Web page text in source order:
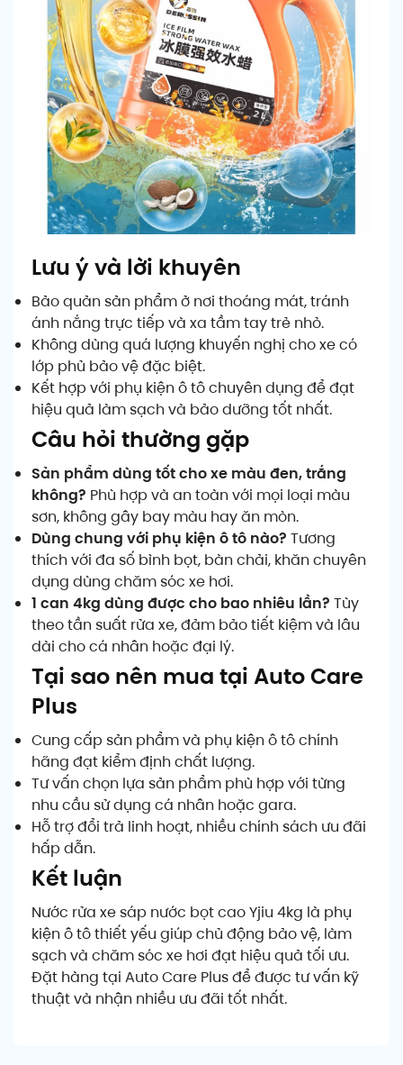
Lưu ý và lời khuyên
Bảo quản sản phẩm ở nơi thoáng mát, tránh
ánh nắng trực tiếp và xa tầm tay trẻ nhỏ.
Không dùng quá lượng khuyến nghị cho xe có
lớp phủ bảo vệ đặc biệt.
Kết hợp với phụ kiện ô tô chuyên dụng để đạt
hiệu quả làm sạch và bảo dưỡng tốt nhất.
Câu hỏi thường gặp
Sản phẩm dùng tốt cho xe màu đen, trắng
không? Phù hợp và an toàn với mọi loại màu
sơn, không gây bay màu hay ăn mòn.
Dùng chung với phụ kiện ô tô nào? Tương
thích với đa số bình bọt, bàn chải, khăn chuyên
dụng dùng chăm sóc xe hơi.
1 can 4kg dùng được cho bao nhiêu lần? Tùy
theo tần suất rửa xe, đảm bảo tiết kiệm và lâu
dài cho cá nhân hoặc đại lý.
Tại sao nên mua tại Auto Care
Plus
Cung cấp sản phẩm và phụ kiện ô tô chính
hãng đạt kiểm định chất lượng.
Tư vấn chọn lựa sản phẩm phù hợp với từng
nhu cầu sử dụng cá nhân hoặc gara.
Hỗ trợ đổi trả linh hoạt, nhiều chính sách ưu đãi
hấp dẫn.
Kết luận
Nước rửa xe sáp nước bọt cao Yjiu 4kg là phụ
kiện ô tô thiết yếu giúp chủ động bảo vệ, làm
sạch và chăm sóc xe hơi đạt hiệu quả tối ưu.
Đặt hàng tại Auto Care Plus để được tư vấn kỹ
thuật và nhận nhiều ưu đãi tốt nhất.